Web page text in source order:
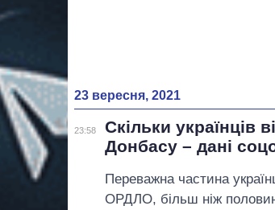
23 вересня, 2021
23:58
Скільки українців
Донбасу – дані
Переважна частина
ОРДЛО, більш ніж